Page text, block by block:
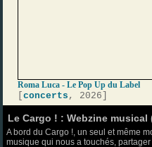
Roma Luca - Le Pop Up du Label
[concerts , 2026]
Le Cargo ! : Webzine musical
A bord du Cargo !, un seul et même
musique qui nous a touchés,